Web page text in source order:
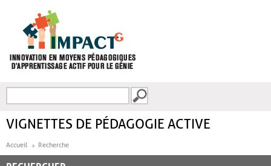
FORMULAIRE DE
VIGNETTES DE PÉDAGOGIE ACTIVE
Accueil Recherche